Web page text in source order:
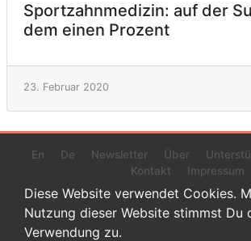
Sportzahnmedizin: auf der
dem einen Prozent
23. Februar 2020
En De Newsletter Über
Kontakt
Impressum
© 2022 www.endurance-
Diese Website verwendet Cookies.
Nutzung dieser Website stimmst Du
Verwendung zu.